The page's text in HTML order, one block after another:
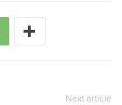
Next article